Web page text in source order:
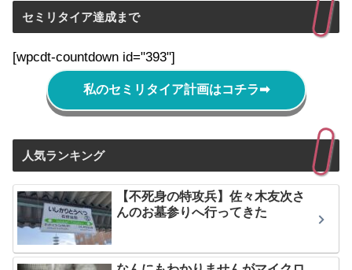
セミリタイア達成まで
[wpcdt-countdown id="393"]
私のセミリタイア計画はコチラ➡
人気ランキング
【不死身の特攻兵】佐々木友次さ
んのお墓参りへ行ってきた